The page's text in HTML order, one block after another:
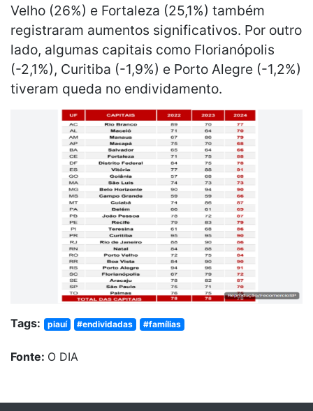
Velho (26%) e Fortaleza (25,1%) também
registraram aumentos significativos. Por outro
lado, algumas capitais como Florianópolis
(-2,1%), Curitiba (-1,9%) e Porto Alegre (-1,2%)
tiveram queda no endividamento.
Tags: piauí #endividadas #famílias
Fonte: O DIA